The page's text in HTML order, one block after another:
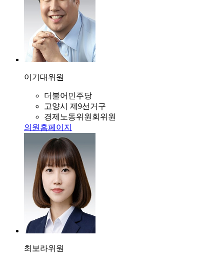
이기대 위원
더불어민주당
고양시 제9선거구
경제노동위원회위원
의원홈페이지
최보라위원